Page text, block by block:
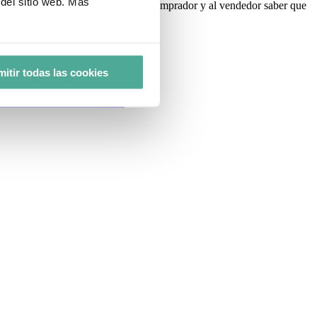
todas las cookies
que puede provocar al comprador y al vendedor saber que
fue tan fácil como ahora.